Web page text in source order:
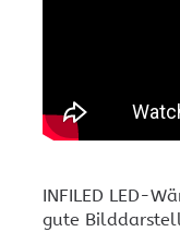
INFILED LED-
gute